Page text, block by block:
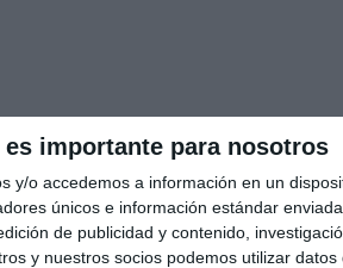
importante para nosotros
y/o accedemos a información en un
únicos e información estándar
de publicidad y contenido,
y nuestros socios podemos utilizar datos